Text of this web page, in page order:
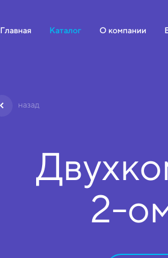
Главная Каталог О компании
назад
2-